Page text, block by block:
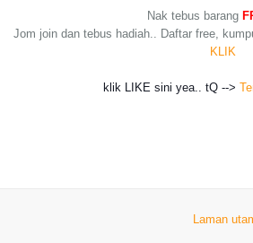
Nak tebus barang
Jom join dan tebus hadiah.. Daftar free,
KLIK
klik LIKE sini yea.. tQ -->
Laman